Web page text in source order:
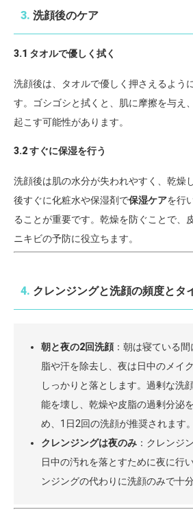
3. 洗顔後のケア
3.1 タオルで優しく拭く
洗顔後は、タオルで優しく押さえるよう
す。ゴシゴシと拭くと、肌に摩擦を与え
起こす可能性があります。
3.2 すぐに保湿を行う
洗顔後は肌の水分が失われやすく、乾燥
後すぐに化粧水や保湿剤で保湿ケアを行
ることが重要です。乾燥を防ぐことで、
ニキビの予防に役立ちます。
4. クレンジングと洗顔の頻度とタ
朝と夜の2回洗顔：朝は寝ている
脂や汗を除去し、夜は日中のメイ
しっかりと落とします。過剰な洗
能を壊し、乾燥や皮脂の過剰分泌
め、1日2回の洗顔が推奨されます。
クレンジングは夜のみ ：クレンジ
日中の汚れを落とすために夜に行
ンジングの代わりに洗顔のみで十分